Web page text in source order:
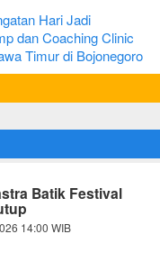
Hari Jadi
dan Coaching Clinic
Timur di Bojonegoro
Batik Festival
14:00 WIB